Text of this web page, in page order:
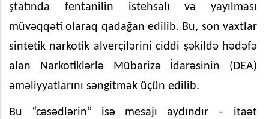
ştatında fentanilin istehsalı və yayılması
müvəqqəti olaraq qadağan edilib. Bu, son vaxtlar
sintetik narkotik alverçilərini ciddi şəkildə hədəfə
alan Narkotiklərlə Mübarizə İdarəsinin (DEA)
əməliyyatlarını səngitmək üçün edilib.
Bu “cəsədlərin” isə mesajı aydındır – itaət